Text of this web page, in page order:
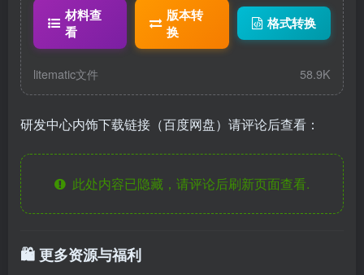
（含内
ic
材料查
看
版本转
换
格式转换
litematic文件 58.9K
研发中心内饰下载链接（百度网盘）请评论后查看：
此处内容已隐藏，请评论后刷新页面查看.
🛍️ 更多资源与福利